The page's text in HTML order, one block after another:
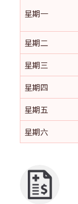
星期一
星期二
星期三
星期四
星期五
星期六